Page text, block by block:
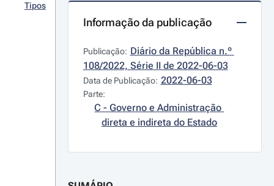
Tipos
Informação da publicação
Publicação: Diário da República n.º
108/2022, Série II de 2022-06-03
Data de Publicação: 2022-06-03
Parte:
C - Governo e Administração
direta e indireta do Estado